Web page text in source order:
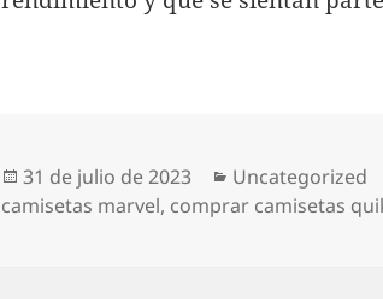
Publicado
el
31 de julio de 2023 Categorías
Uncategorized
camisetas marvel, comprar camisetas